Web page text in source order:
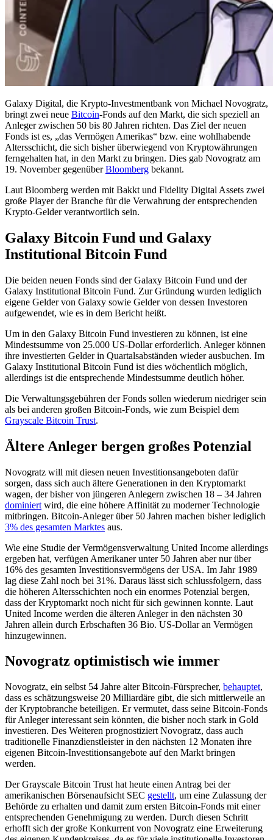
Galaxy Digital, die Krypto-Investmentbank von Michael Novogratz,
bringt zwei neue Bitcoin-Fonds auf den Markt, die sich speziell an
Anleger zwischen 50 bis 80 Jahren richten. Das Ziel der neuen
Fonds ist es, „das Vermögen Amerikas“ bzw. eine wohlhabende
Altersschicht, die sich bisher überwiegend von Kryptowährungen
ferngehalten hat, in den Markt zu bringen. Dies gab Novogratz am
19. November gegenüberBloomberg bekannt.
Laut Bloomberg werden mit Bakkt und Fidelity Digital Assets zwei
große Player der Branche für die Verwahrung der entsprechenden
Krypto-Gelder verantwortlich sein.
Galaxy Bitcoin Fund und Galaxy
Institutional Bitcoin Fund
Die beiden neuen Fonds sind der Galaxy Bitcoin Fund und der
Galaxy Institutional Bitcoin Fund. Zur Gründung wurden lediglich
eigene Gelder von Galaxy sowie Gelder von dessen Investoren
aufgewendet, wie es in dem Bericht heißt.
Um in den Galaxy Bitcoin Fund investieren zu können, ist eine
Mindestsumme von 25.000 US-Dollar erforderlich. Anleger können
ihre investierten Gelder in Quartalsabständen wieder ausbuchen. Im
Galaxy Institutional Bitcoin Fund ist dies wöchentlich möglich,
allerdings ist die entsprechende Mindestsumme deutlich höher.
Die Verwaltungsgebühren der Fonds sollen wiederum niedriger sein
als bei anderen großen Bitcoin-Fonds, wie zum Beispiel dem
Grayscale Bitcoin Trust.
Ältere Anleger bergen großes Potenzial
Novogratz will mit diesen neuen Investitionsangeboten dafür
sorgen, dass sich auch ältere Generationen in den Kryptomarkt
wagen, der bisher von jüngeren Anlegern zwischen 18 – 34 Jahren
dominiert wird, die eine höhere Affinität zu moderner Technologie
mitbringen. Bitcoin-Anleger über 50 Jahren machen bisher lediglich
3% des gesamten Marktes aus.
Wie eine Studie der Vermögensverwaltung United Income allerdings
ergeben hat, verfügen Amerikaner unter 50 Jahren aber nur über
16% des gesamten Investitionsvermögens der USA. Im Jahr 1989
lag diese Zahl noch bei 31%. Daraus lässt sich schlussfolgern, dass
die höheren Altersschichten noch ein enormes Potenzial bergen,
dass der Kryptomarkt noch nicht für sich gewinnen konnte. Laut
United Income werden die älteren Anleger in den nächsten 30
Jahren allein durch Erbschaften 36 Bio. US-Dollar an Vermögen
hinzugewinnen.
Novogratz optimistisch wie immer
Novogratz, ein selbst 54 Jahre alter Bitcoin-Fürsprecher, behauptet,
dass es schätzungsweise 20 Milliardäre gibt, die sich mittlerweile an
der Kryptobranche beteiligen. Er vermutet, dass seine Bitcoin-Fonds
für Anleger interessant sein könnten, die bisher noch stark in Gold
investieren. Des Weiteren prognostiziert Novogratz, dass auch
traditionelle Finanzdienstleister in den nächsten 12 Monaten ihre
eigenen Bitcoin-Investitionsangebote auf den Markt bringen
werden.
Der Grayscale Bitcoin Trust hat heute einen Antrag bei der
amerikanischen Börsenaufsicht SEC gestellt, um eine Zulassung der
Behörde zu erhalten und damit zum ersten Bitcoin-Fonds mit einer
entsprechenden Genehmigung zu werden. Durch diesen Schritt
erhofft sich der große Konkurrent von Novogratz eine Erweiterung